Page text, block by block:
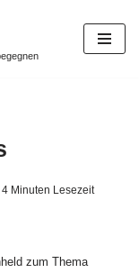
4 Minuten Lesezeit
zum Thema